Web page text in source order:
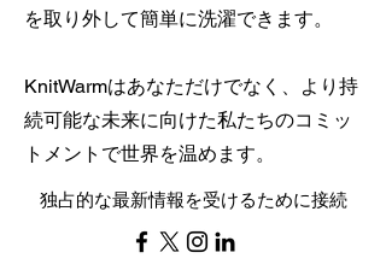
を取り外して簡単に洗濯できます。
KnitWarmはあなただけでなく、より持
続可能な未来に向けた私たちのコミッ
トメントで世界を温めます。
独占的な最新情報を受けるために接続